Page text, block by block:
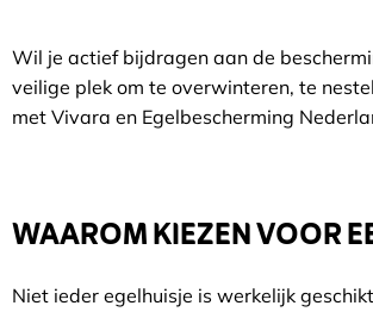
Wil je actief bijdragen aan de
veilige plek om te overwinteren, te
met Vivara en Egelbescherming
WAAROM KIEZEN VOOR
Niet ieder egelhuisje is werkelijk